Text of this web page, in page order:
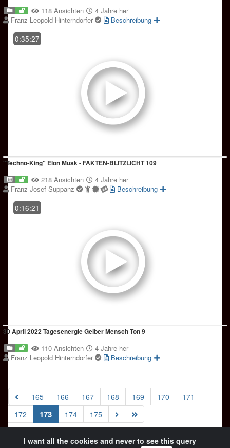
118 Ansichten
4 Jahre her
Franz Leopold Hinterndorfer
Beschreibung
0:35:27
"Techno-King" Elon Musk - FAKTEN-BLITZLICHT 109
218 Ansichten
4 Jahre her
Franz Josef Suppanz
Beschreibung
0:16:21
30 April 2022 Tagesenergie Gelber Mensch Ton 9
110 Ansichten
4 Jahre her
Franz Leopold Hinterndorfer
Beschreibung
165 166 167 168 169 170
171
172
173(current)
174 175
I want all the cookies and never to see this query